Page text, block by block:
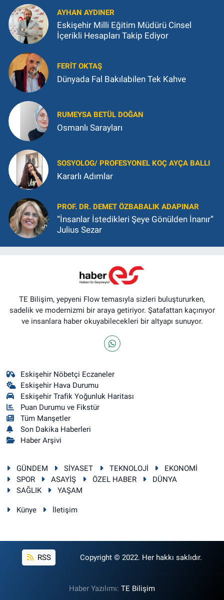
AYHAN AYDINER
Eskişehir Milli Eğitim Müdürü Cinsel
İçerikli Hesapları Takip Ediyor
FERIT OKTAŞ
Dünyada Fal Bakılabilen Tek Kahve
RUMEYSA BETÜL DOĞAN
Osmanlı Sarayları
SOSYOLOG/ PROFESYONEL KOÇ AYÇA BALLI
Kararlı Adımlar
PROF. DR. DEMET ÖZBABALIK ADAPINAR
“İnsanlar İstedikleri Şeye Gönülden İnanır”
Julius Sezar
TE Bilişim, yepyeni Flow temasıyla sizleri buluştururken,
sadelik ve modernizmi bir araya getiriyor. Şatafattan kaçınıyor
ve insanlara haber okuyabilecekleri bir altyapı sunuyor.
Eskişehir Nöbetçi Eczaneler
Eskişehir Hava Durumu
Eskişehir Trafik Yoğunluk Haritası
Puan Durumu ve Fikstür
Tüm Manşetler
Son Dakika Haberleri
Haber Arşivi
GÜNDEM SİYASET TEKNOLOJİ
EKONOMİ
SPOR
ASAYİŞ ÖZEL HABER
DÜNYA
SAĞLIK
YAŞAM
Künye İletişim
RSS Copyright © 2022. Her hakkı saklıdır.
Haber Yazılımı: TE Bilişim